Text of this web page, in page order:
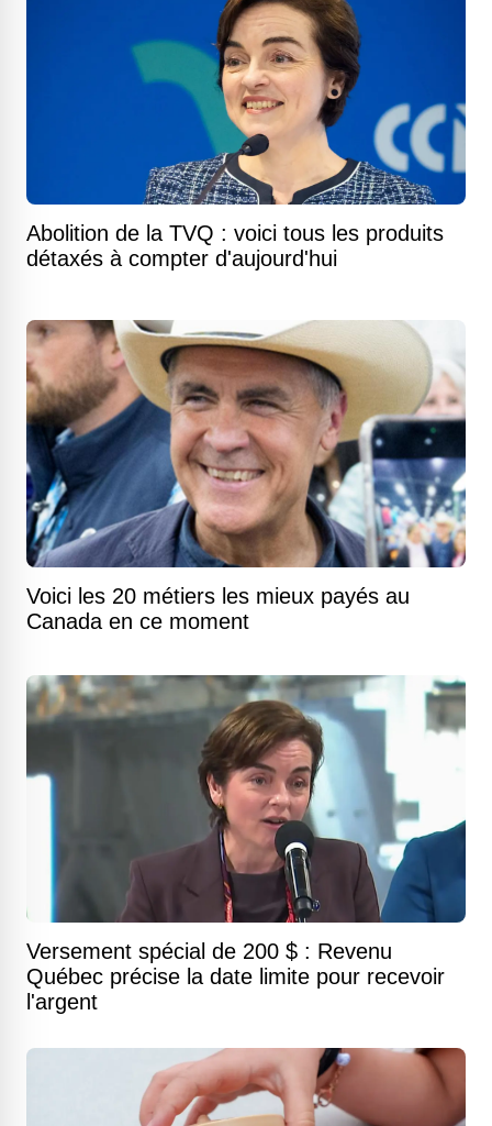
Abolition de la TVQ : voici tous les produits
détaxés à compter d'aujourd'hui
Voici les 20 métiers les mieux payés au
Canada en ce moment
Versement spécial de 200 $ : Revenu
Québec précise la date limite pour recevoir
l'argent